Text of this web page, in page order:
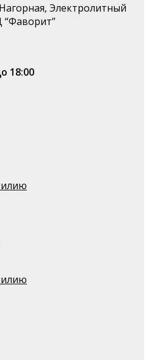
Электролитный
“Фаворит”
18:00